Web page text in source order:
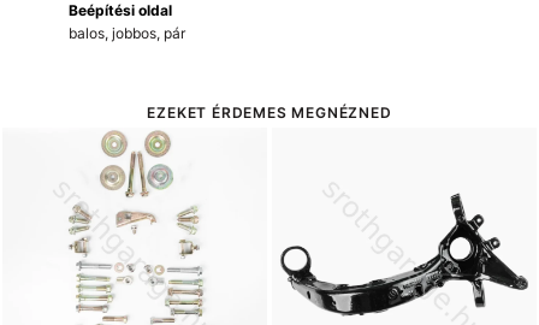
Beépítési oldal
balos, jobbos, pár
EZEKET ÉRDEMES MEGNÉZNED